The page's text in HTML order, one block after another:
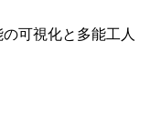
可視化と多能工人